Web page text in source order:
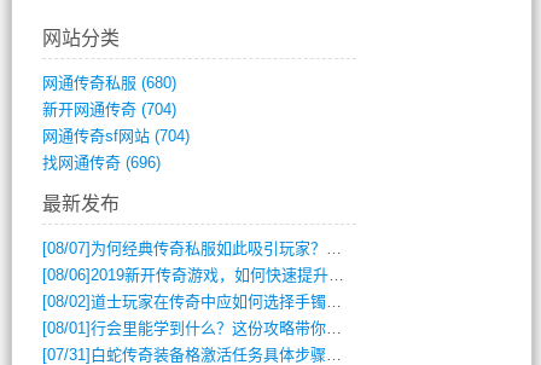
网站分类
网通传奇私服 (680)
新开网通传奇(704)
网通传奇sf网站(704)
找网通传奇(696)
最新发布
[08/07] 为何经典传奇私服如此吸引玩家？深度攻略解析
[08/06]2019新开传奇游戏，如何快速提升角色等级？
[08/02]道士玩家在传奇中应如何选择手镯装备？
[08/01]行会里能学到什么？这份攻略带你全掌握
[07/31] 白蛇传奇装备格激活任务具体步骤是什么？如何完成？